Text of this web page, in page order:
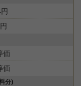
価
価
分)